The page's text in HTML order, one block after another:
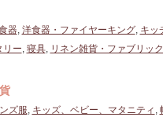
器, 洋食器・ファイヤーキング, キッ
リー, 寝具, リネン雑貨・ファブリック
ズ服, キッズ、ベビー、マタニティ ,